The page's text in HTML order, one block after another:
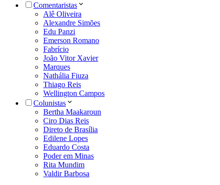
Comentaristas
Alê Oliveira
Alexandre Simões
Edu Panzi
Emerson Romano
Fabrício
João Vitor Xavier
Marques
Nathália Fiuza
Thiago Reis
Wellington Campos
Colunistas
Bertha Maakaroun
Ciro Dias Reis
Direto de Brasília
Edilene Lopes
Eduardo Costa
Poder em Minas
Rita Mundim
Valdir Barbosa